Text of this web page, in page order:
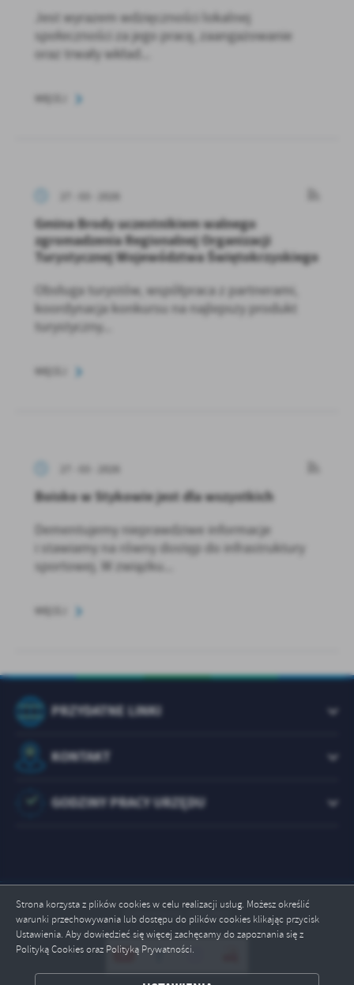
Strona korzysta z plików cookies w celu realizacji usług. Możesz określić
warunki przechowywania lub dostępu do plików cookies klikając przycisk
Ustawienia. Aby dowiedzieć się więcej zachęcamy do zapoznania się z
Polityką Cookies oraz Polityką Prywatności.
ZAPISZ WYBRANE
Jest wyrazem wdzięczności lokalnej
społeczności za jego pracę, zaangażowanie
oraz trwały wkład...
27 - 03 - 2026
Gmina Brody uczestnikiem walnego
zgromadzenia Regionalnej Organizacji
Turystycznej Województwa Świętokrzyskiego
Obsługa turystów, współpraca z partnerami,
koordynacja konkursu na najlepszy produkt
turystyczny...
27 - 03 - 2026
Boisko w Stykowie jest dla wszystkich
Dementujemy nieprawdziwe informacje
i stawiamy na równy dostęp do infrastruktury
sportowej. W związku...
PRZYDATNE LINKI
KONTAKT
GODZINY PRACY URZĘDU
Odwiedzin: 1073461